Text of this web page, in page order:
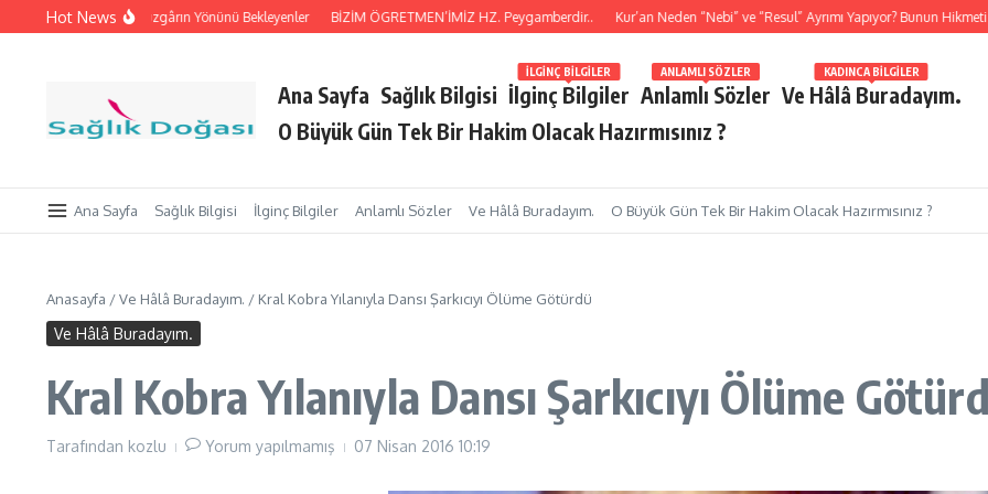
İçeriğe atlaHot News
Tutan Eller Rüzgârın Yönünü Bekleyenler BİZİM ÖGRETMEN’İMİZ HZ. Peygamberdir.. Kur’an Neden “Nebi” ve “Resul” Ayrımı Yapıyor? Bunun Hikmeti
Ana Sayfa Sağlık Bilgisi İlginç Bilgiler
İLGINÇ BILGILER
Anlamlı Sözler
ANLAMLI SÖZLER
Ve Hâlâ Buradayım.
KADINCA BILGILER
O Büyük Gün Tek Bir Hakim Olacak Hazırmısınız ?
Ana Sayfa Sağlık Bilgisi İlginç Bilgiler Anlamlı Sözler Ve Hâlâ Buradayım. O Büyük Gün Tek Bir Hakim Olacak Hazırmısınız ?
Anasayfa /Ve Hâlâ Buradayım. / Kral Kobra Yılanıyla Dansı Şarkıcıyı Ölüme Götürdü
Ve Hâlâ Buradayım.
Kral Kobra Yılanıyla Dansı Şarkıcıyı Ölüme
Tarafından kozlu Yorum yapılmamış 07 Nisan 2016 10:19